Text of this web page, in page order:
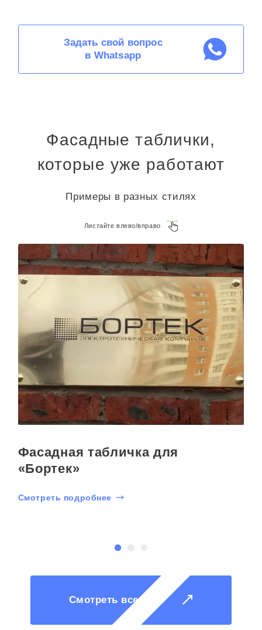
Задать свой вопрос
в Whatsapp
Фасадные таблички,
которые уже работают
Примеры в разных стилях
Листайте влево/вправо
Фасадная табличка для
«Бортек»
Смотреть подробнее
Смотреть все